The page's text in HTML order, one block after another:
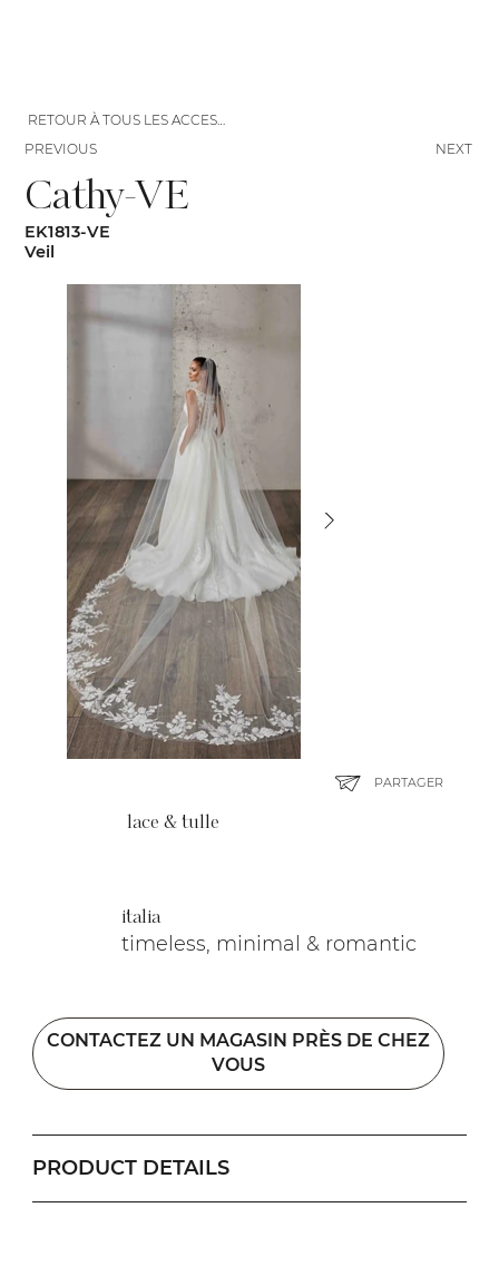
lace & tulle
italia
timeless, minimal & romantic
CONTACTEZ UN MAGASIN PRÈS DE CHEZ
VOUS
Cathy-VE
EK1813-VE
Veil
PARTAGER
NEXT
RETOUR À TOUS LES ACCESSOIRES
PREVIOUS
PRODUCT DETAILS